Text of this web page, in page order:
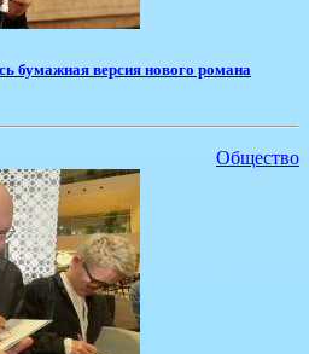
бумажная версия нового романа
Общество